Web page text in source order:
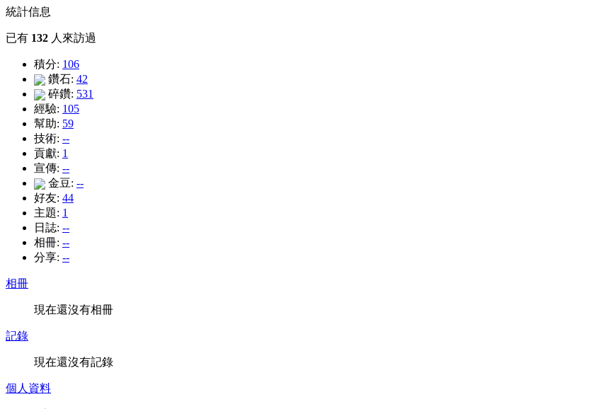
統計信息
已有 132 人來訪過
積分: 106
鑽石: 42
碎鑽: 531
經驗: 105
幫助: 59
技術: --
貢獻: 1
宣傳: --
金豆: --
好友: 44
主題: 1
日誌: --
相冊: --
分享: --
相冊
現在還沒有相冊
記錄
現在還沒有記錄
個人資料